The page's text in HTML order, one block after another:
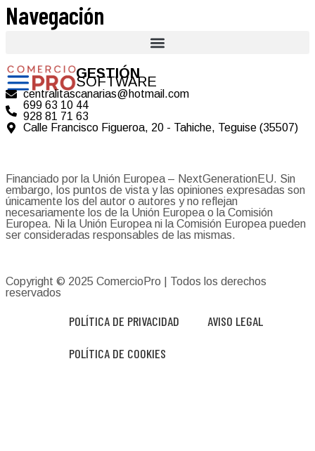
Navegación
GESTIÓN
SOFTWARE
centralitascanarias@hotmail.com
699 63 10 44
928 81 71 63
Calle Francisco Figueroa, 20 - Tahiche, Teguise (35507)
Financiado por la Unión Europea – NextGenerationEU. Sin
embargo, los puntos de vista y las opiniones expresadas son
únicamente los del autor o autores y no reflejan
necesariamente los de la Unión Europea o la Comisión
Europea. Ni la Unión Europea ni la Comisión Europea pueden
ser consideradas responsables de las mismas.
Copyright © 2025 ComercioPro | Todos los derechos
reservados
POLÍTICA DE PRIVACIDAD AVISO LEGAL
POLÍTICA DE COOKIES